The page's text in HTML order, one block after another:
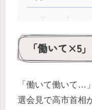
「働いて×5
「働いて働いて…
選会見で高市首相